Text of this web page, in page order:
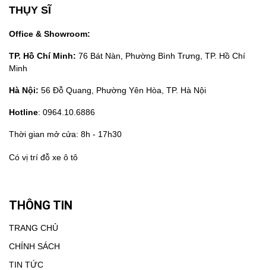
THỤY SĨ
Office & Showroom:
TP. Hồ Chí Minh: 76 Bát Nàn, Phường Bình Trưng, TP. Hồ Chí
Minh
Hà Nội: 56 Đỗ Quang, Phường Yên Hòa, TP. Hà Nội
Hotline: 0964.10.6886
Thời gian mở cửa: 8h - 17h30
Có vị trí đỗ xe ô tô
THÔNG TIN
TRANG CHỦ
CHÍNH SÁCH
TIN TỨC